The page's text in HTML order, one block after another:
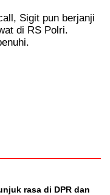
Sigit pun berjanji
di RS Polri.
rasa di DPR dan